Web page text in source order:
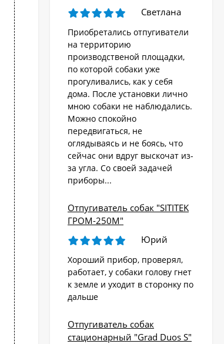
Светлана
Приобретались отпугиватели
на территорию
производственой площадки,
по которой собаки уже
прогуливались, как у себя
дома. После установки лично
мною собаки не наблюдались.
Можно спокойно
передвигаться, не
оглядываясь и не боясь, что
сейчас они вдруг выскочат из-
за угла. Со своей задачей
приборы...
Отпугиватель собак "SITITEK
ГРОМ-250М"
Юрий
Хороший прибор, проверял,
работает, у собаки голову гнет
к земле и уходит в сторонку по
дальше
Отпугиватель собак
стационарный "Grad Duos S"